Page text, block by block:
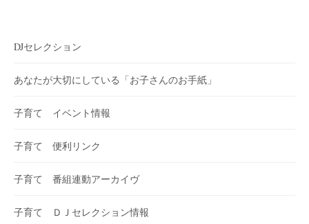
DJセレクション
あなたが大切にしている「お子さんのお手紙」
子育て イベント情報
子育て 便利リンク
子育て 番組連動アーカイヴ
子育て ＤＪセレクション情報